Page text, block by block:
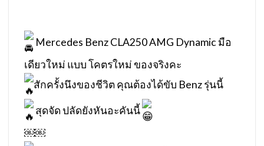
Mercedes Benz CLA250 AMG Dynamic มือ
เดียวใหม่ แบบ โคตรใหม่ ของจริงคะ
สักครั้งนึงของชีวิต คุณต้องได้ขับ Benz รุ่นนี้
สุดจัด ปลัดยังหันอะคันนี้
￼￼